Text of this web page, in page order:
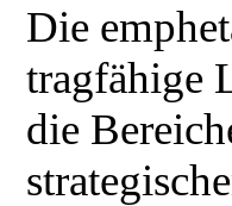
Die
tragfähige
die